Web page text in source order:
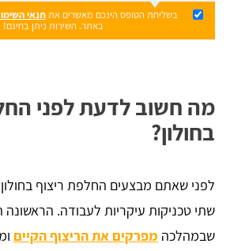
בשליחת הטופס הינכם מאשרים אתתנאי
באתר. השירות ניתן בחינם!
מה חשוב לדעת לפני
בחולון?
לפני שאתם מבצעים החלפת ריצוף
שתי טכניקות עיקריות לעבודה.
שבמהלכה מפרקים את הריצוף הקיים